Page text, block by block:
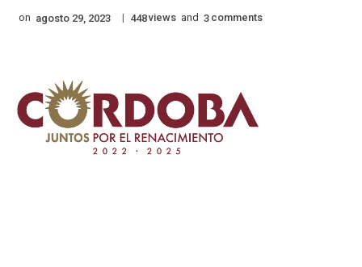
on agosto 29, 2023 | 448views and 3 comments